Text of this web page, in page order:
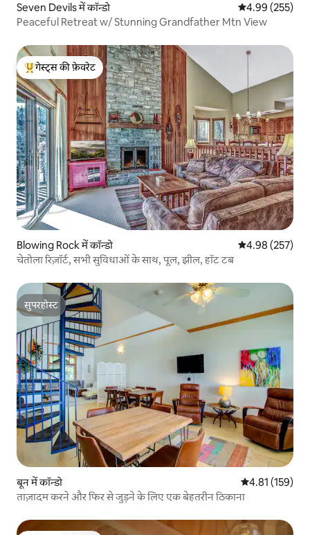
Seven Devils में कॉन्डो औसत रेटिंग 5 में से
4.99 (255)
Peaceful Retreat w/ Stunning Grandfather Mtn View
गेस्ट्स का टॉप फ़ेवरेट
गेस्ट्स की फ़ेवरेट
Blowing Rock में कॉन्डो औसत रेटिंग 5 में से
4.98 (257)
चेतोला रिज़ॉर्ट, सभी सुविधाओं के साथ, पूल, झील, हॉट टब
सुपरहोस्ट
सुपरहोस्ट
बून में कॉन्डो औसत रेटिंग 5 में से
4.81 (159)
ताज़ादम करने और फिर से जुड़ने के लिए एक बेहतरीन ठिकाना